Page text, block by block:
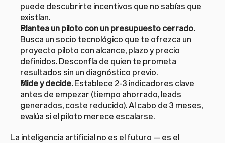
puede descubrirte incentivos que no sabías que
existían.
Plantea un piloto con un presupuesto cerrado.
Busca un socio tecnológico que te ofrezca un
proyecto piloto con alcance, plazo y precio
definidos. Desconfía de quien te prometa
resultados sin un diagnóstico previo.
Mide y decide. Establece 2-3 indicadores clave
antes de empezar (tiempo ahorrado, leads
generados, coste reducido). Al cabo de 3 meses,
evalúa si el piloto merece escalarse.
La inteligencia artificial no es el futuro — es el